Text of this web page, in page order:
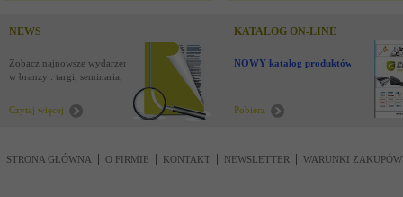
NEWS
Zobacz najnowsze wydarzenia
w branży : targi, seminaria,
Czytaj więcej
KATALOG ON-LINE
NOWY katalog produktów !
Pobierz
STRONA GŁÓWNA O FIRMIE KONTAKT NEWSLETTER WARUNKI ZAKUPÓW